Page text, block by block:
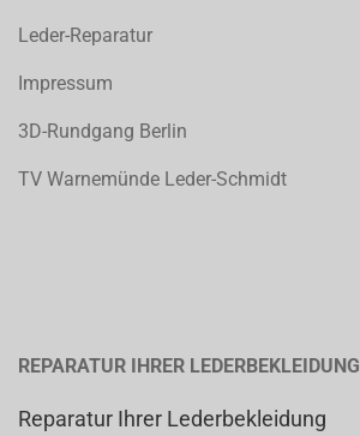
Leder-Reparatur
Impressum
3D-Rundgang Berlin
TV Warnemünde Leder-Schmidt
REPARATUR IHRER LEDERBEKLEIDUNG
Reparatur Ihrer Lederbekleidung